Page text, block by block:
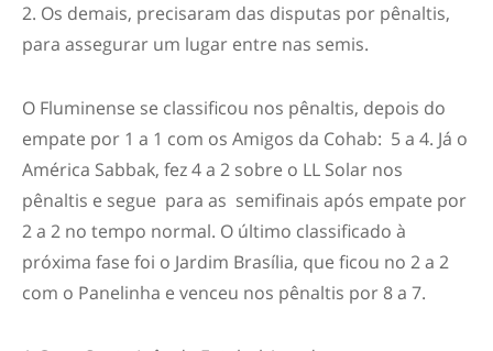
2. Os demais, precisaram das disputas por pênaltis,
para assegurar um lugar entre nas semis.
O Fluminense se classificou nos pênaltis, depois do
empate por 1 a 1 com os Amigos da Cohab: 5 a 4. Já o
América Sabbak, fez 4 a 2 sobre o LL Solar nos
pênaltis e segue para as semifinais após empate por
2 a 2 no tempo normal. O último classificado à
próxima fase foi o Jardim Brasília, que ficou no 2 a 2
com o Panelinha e venceu nos pênaltis por 8 a 7.